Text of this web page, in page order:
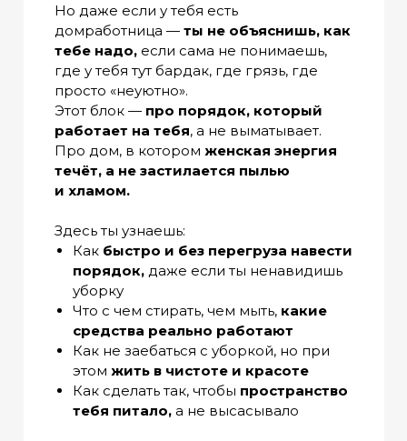
Но даже если у тебя есть
домработница — ты не объяснишь, как
тебе надо, если сама не понимаешь,
где у тебя тут бардак, где грязь, где
просто «неуютно».
Этот блок — про порядок, который
работает на тебя, а не выматывает.
Про дом, в котором женская энергия
течёт, а не застилается пылью
и хламом.
Здесь ты узнаешь:
Как быстро и без перегруза навести
порядок, даже если ты ненавидишь
уборку
Что с чем стирать, чем мыть, какие
средства реально работают
Как не заебаться с уборкой, но при
этом жить в чистоте и красоте
Как сделать так, чтобы пространство
тебя питало, а не высасывало